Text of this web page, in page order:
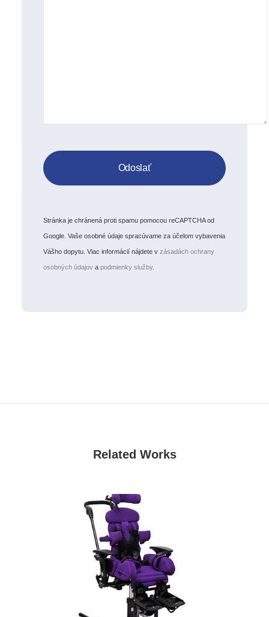
Stránka je chránená proti spamu pomocou reCAPTCHA od
Google. Vaše osobné údaje spracúvame za účelom vybavenia
Vášho dopytu. Viac informácií nájdete v zásadách ochrany
osobných údajov a podmienky služby.
Related Works